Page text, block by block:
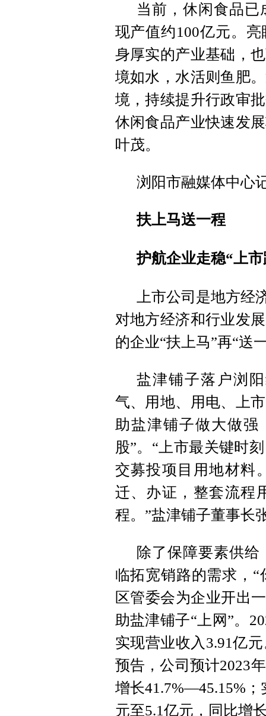
当前，休闲食品
现产值约100亿元。
身厚实的产业基础，
境如水，水活则鱼肥
境，持续提升行政审
休闲食品产业快速发
叶茂。
浏阳市融媒体中心
扶上马送一程
护航企业走稳“上市
上市公司是地方经
对地方经济和行业发
的企业“扶上马”再“送
盐津铺子落户浏
气、用地、用电、上
助盐津铺子做大做强
股”。“上市最关键时
交募投项目用地材料
迁、办证，整套流程
程。”盐津铺子董事长
除了保障要素供给
临拓宽销路的需求，“
区管委会为企业开出
助盐津铺子“上网”。
实现营业收入3.91亿
预告，公司预计2023
增长41.7%—45.15%
元至5.1亿元，同比增